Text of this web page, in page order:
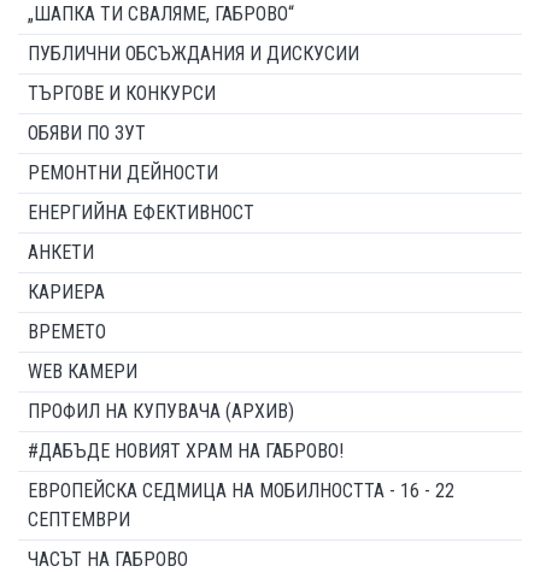
„ШАПКА ТИ СВАЛЯМЕ, ГАБРОВО“
ПУБЛИЧНИ ОБСЪЖДАНИЯ И ДИСКУСИИ
ТЪРГОВЕ И КОНКУРСИ
ОБЯВИ ПО ЗУТ
РЕМОНТНИ ДЕЙНОСТИ
ЕНЕРГИЙНА ЕФЕКТИВНОСТ
АНКЕТИ
КАРИЕРА
ВРЕМЕТО
WEB КАМЕРИ
ПРОФИЛ НА КУПУВАЧА (АРХИВ)
#ДАБЪДЕ НОВИЯТ ХРАМ НА ГАБРОВО!
ЕВРОПЕЙСКА СЕДМИЦА НА МОБИЛНОСТТА - 16 - 22
СЕПТЕМВРИ
ЧАСЪТ НА ГАБРОВО